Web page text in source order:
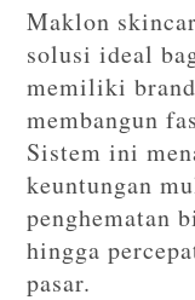
Maklon
solusi ideal
memiliki
membangun
Sistem ini
keuntungan
penghematan
hingga
pasar.